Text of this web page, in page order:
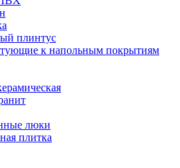
плинтус
к напольным покрытиям
люки
плитка